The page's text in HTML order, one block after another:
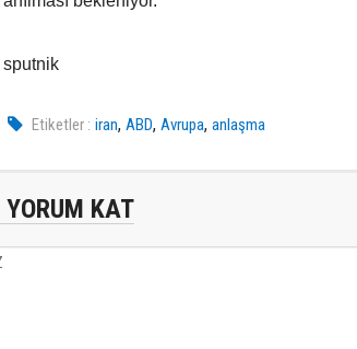
sputnik
Etiketler : iran,ABD,Avrupa,anlaşma
YORUM KAT